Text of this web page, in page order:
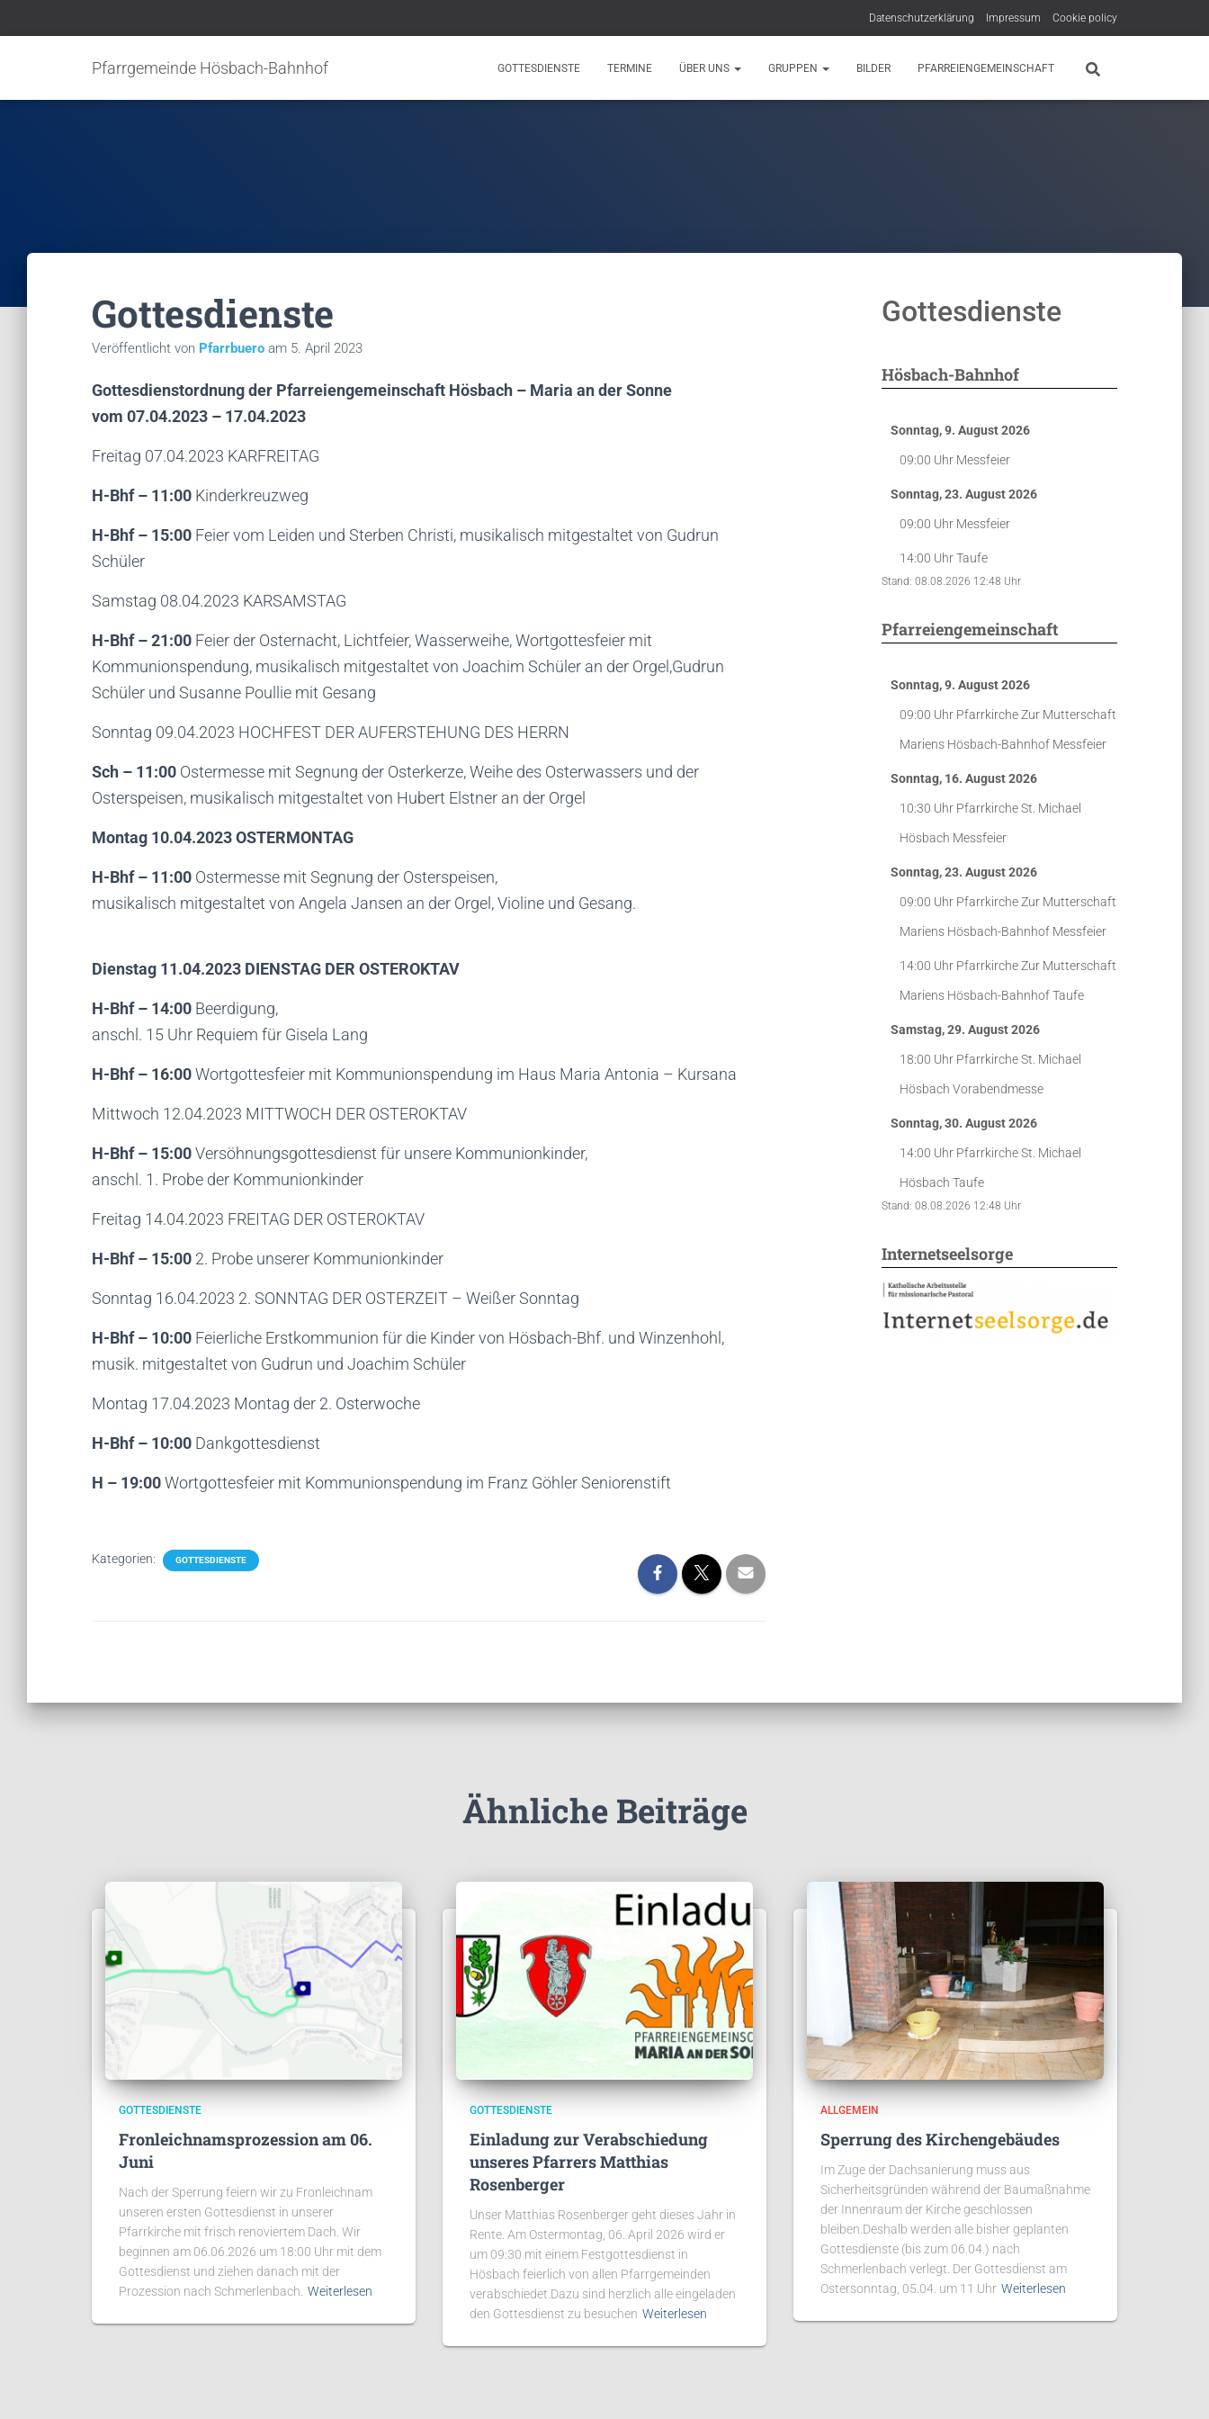
Datenschutzerklärung Impressum Cookie policy
Pfarrgemeinde Hösbach-Bahnhof GOTTESDIENSTE TERMINE ÜBER UNS GRUPPEN BILDER PFARREIENGEMEINSCHAFT
Gottesdienste
Veröffentlicht von Pfarrbuero am 5. April 2023
Gottesdienstordnung der Pfarreiengemeinschaft Hösbach – Maria an der Sonne
vom 07.04.2023 – 17.04.2023
Freitag 07.04.2023 KARFREITAG
H-Bhf – 11:00 Kinderkreuzweg
H-Bhf – 15:00 Feier vom Leiden und Sterben Christi, musikalisch mitgestaltet von Gudrun
Schüler
Samstag 08.04.2023 KARSAMSTAG
H-Bhf – 21:00 Feier der Osternacht, Lichtfeier, Wasserweihe, Wortgottesfeier mit
Kommunionspendung, musikalisch mitgestaltet von Joachim Schüler an der Orgel,Gudrun
Schüler und Susanne Poullie mit Gesang
Sonntag 09.04.2023 HOCHFEST DER AUFERSTEHUNG DES HERRN
Sch – 11:00 Ostermesse mit Segnung der Osterkerze, Weihe des Osterwassers und der
Osterspeisen, musikalisch mitgestaltet von Hubert Elstner an der Orgel
Montag 10.04.2023 OSTERMONTAG
H-Bhf – 11:00 Ostermesse mit Segnung der Osterspeisen,
musikalisch mitgestaltet von Angela Jansen an der Orgel, Violine und Gesang.
Dienstag 11.04.2023 DIENSTAG DER OSTEROKTAV
H-Bhf – 14:00 Beerdigung,
anschl. 15 Uhr Requiem für Gisela Lang
H-Bhf – 16:00Wortgottesfeier mit Kommunionspendung im Haus Maria Antonia – Kursana
Mittwoch 12.04.2023 MITTWOCH DER OSTEROKTAV
H-Bhf – 15:00Versöhnungsgottesdienst für unsere Kommunionkinder,
anschl. 1. Probe der Kommunionkinder
Freitag 14.04.2023 FREITAG DER OSTEROKTAV
H-Bhf – 15:00 2. Probe unserer Kommunionkinder
Sonntag 16.04.2023 2. SONNTAG DER OSTERZEIT – Weißer Sonntag
H-Bhf – 10:00 Feierliche Erstkommunion für die Kinder von Hösbach-Bhf. und Winzenhohl,
musik. mitgestaltet von Gudrun und Joachim Schüler
Montag 17.04.2023 Montag der 2. Osterwoche
H-Bhf – 10:00 Dankgottesdienst
H – 19:00Wortgottesfeier mit Kommunionspendung im Franz Göhler Seniorenstift
Kategorien: GOTTESDIENSTE
Gottesdienste
Hösbach-Bahnhof
Sonntag, 9. August 2026
09:00 Uhr Messfeier
Sonntag, 23. August 2026
09:00 Uhr Messfeier
14:00 UhrTaufe
Stand: 08.08.2026 12:48 Uhr
Pfarreiengemeinschaft
Sonntag, 9. August 2026
09:00 Uhr Pfarrkirche Zur Mutterschaft
Mariens Hösbach-Bahnhof Messfeier
Sonntag, 16. August 2026
10:30 Uhr Pfarrkirche St. Michael
Hösbach Messfeier
Sonntag, 23. August 2026
09:00 Uhr Pfarrkirche Zur Mutterschaft
Mariens Hösbach-Bahnhof Messfeier
14:00 Uhr Pfarrkirche Zur Mutterschaft
Mariens Hösbach-Bahnhof Taufe
Samstag, 29. August 2026
18:00 Uhr Pfarrkirche St. Michael
Hösbach Vorabendmesse
Sonntag, 30. August 2026
14:00 Uhr Pfarrkirche St. Michael
Hösbach Taufe
Stand: 08.08.2026 12:48 Uhr
Internetseelsorge
Ähnliche Beiträge
GOTTESDIENSTE
Fronleichnamsprozession am 06.
Juni
Nach der Sperrung feiern wir zu Fronleichnam
unseren ersten Gottesdienst in unserer
Pfarrkirche mit frisch renoviertem Dach. Wir
beginnen am 06.06.2026 um 18:00 Uhr mit dem
Gottesdienst und ziehen danach mit der
Prozession nach Schmerlenbach. Weiterlesen
GOTTESDIENSTE
Einladung zur Verabschiedung
unseres Pfarrers Matthias
Rosenberger
Unser Matthias Rosenberger geht dieses Jahr in
Rente. Am Ostermontag, 06. April 2026 wird er
um 09:30 mit einem Festgottesdienst in
Hösbach feierlich von allen Pfarrgemeinden
verabschiedet.Dazu sind herzlich alle eingeladen
den Gottesdienst zu besuchen Weiterlesen
ALLGEMEIN
Sperrung des Kirchengebäudes
Im Zuge der Dachsanierung muss aus
Sicherheitsgründen während der Baumaßnahme
der Innenraum der Kirche geschlossen
bleiben.Deshalb werden alle bisher geplanten
Gottesdienste (bis zum 06.04.) nach
Schmerlenbach verlegt. Der Gottesdienst am
Ostersonntag, 05.04. um 11 Uhr Weiterlesen